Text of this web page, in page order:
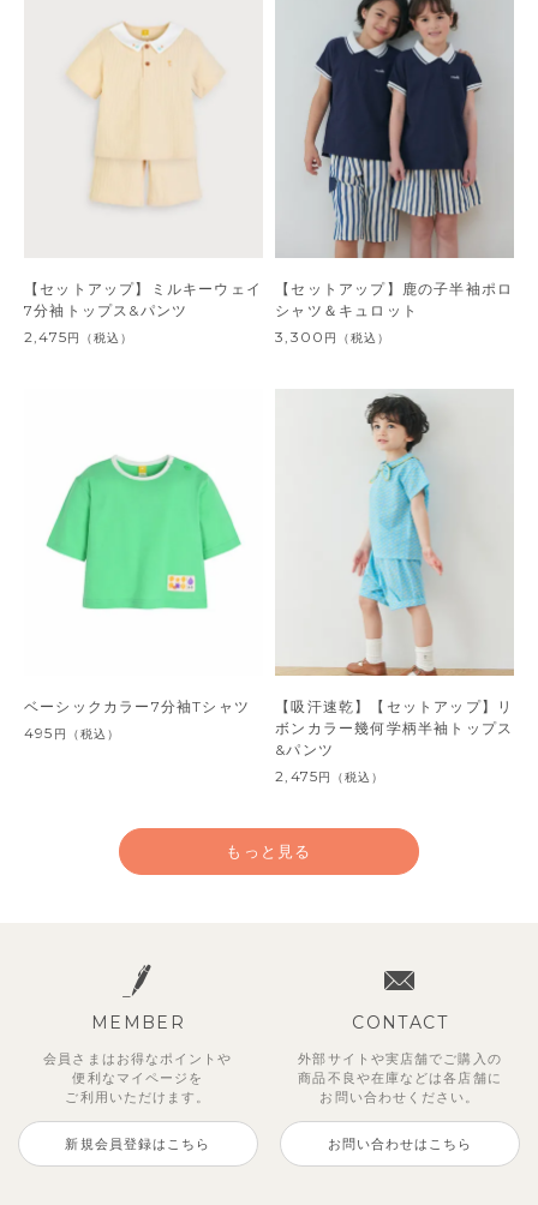
【セットアップ】ミルキーウェイ
7分袖トップス&パンツ
2,475円 （税込）
【セットアップ】鹿の子半袖ポロ
シャツ＆キュロット
3,300 円 （税込）
ベーシックカラー7分袖Tシャツ
495 円 （税込）
【吸汗速乾】【セットアップ】リ
ボンカラー幾何学柄半袖トップス
&パンツ
2,475円 （税込）
もっと見る
MEMBER
会員さまはお得なポイントや
便利な マイページを
ご利用いただけます。
新規会員登録はこちら
CONTACT
外部サイトや実店舗でご購入の
商品不良や在庫などは各店舗に
お問い合わせください。
お問い合わせはこちら